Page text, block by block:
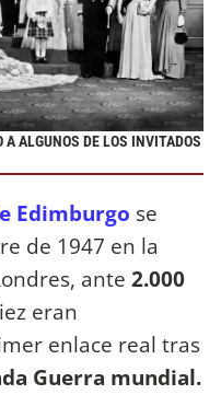
ALGUNOS DE LOS INVITADOS
Edimburgo se
de 1947 en la
ante 2.000
eran
enlace real tras
Guerra mundial.